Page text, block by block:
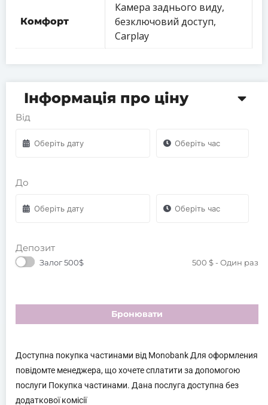
Комфорт
Камера заднього виду,
безключовий доступ,
Carplay
Інформація про ціну
Від
До
Депозит
Залог 500$ 500 $- Один раз
Бронювати
Доступна покупка частинами від Monobank Для оформления
повідомте менеджера, що хочете сплатити за допомогою
послуги Покупка частинами. Дана послуга доступна без
додаткової комісії